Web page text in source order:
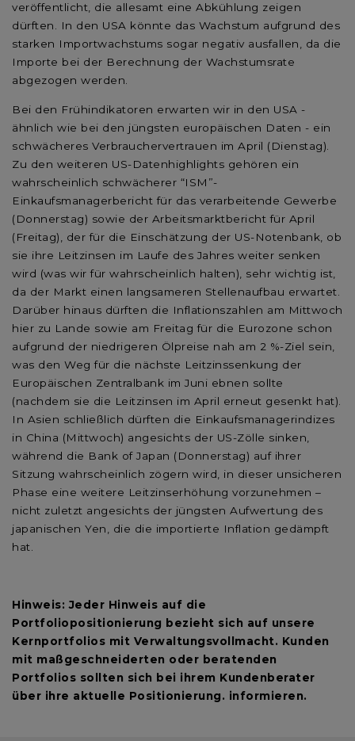
veröffentlicht, die allesamt eine Abkühlung zeigen
dürften. In den USA könnte das Wachstum aufgrund des
starken Importwachstums sogar negativ ausfallen, da die
Importe bei der Berechnung der Wachstumsrate
abgezogen werden.
Bei den Frühindikatoren erwarten wir in den USA -
ähnlich wie bei den jüngsten europäischen Daten - ein
schwächeres Verbrauchervertrauen im April (Dienstag).
Zu den weiteren US-Datenhighlights gehören ein
wahrscheinlich schwächerer “ISM”-
Einkaufsmanagerbericht für das verarbeitende Gewerbe
(Donnerstag) sowie der Arbeitsmarktbericht für April
(Freitag), der für die Einschätzung der US-Notenbank, ob
sie ihre Leitzinsen im Laufe des Jahres weiter senken
wird (was wir für wahrscheinlich halten), sehr wichtig ist,
da der Markt einen langsameren Stellenaufbau erwartet.
Darüber hinaus dürften die Inflationszahlen am Mittwoch
hier zu Lande sowie am Freitag für die Eurozone schon
aufgrund der niedrigeren Ölpreise nah am 2 %-Ziel sein,
was den Weg für die nächste Leitzinssenkung der
Europäischen Zentralbank im Juni ebnen sollte
(nachdem sie die Leitzinsen im April erneut gesenkt hat).
In Asien schließlich dürften die Einkaufsmanagerindizes
in China (Mittwoch) angesichts der US-Zölle sinken,
während die Bank of Japan (Donnerstag) auf ihrer
Sitzung wahrscheinlich zögern wird, in dieser unsicheren
Phase eine weitere Leitzinserhöhung vorzunehmen –
nicht zuletzt angesichts der jüngsten Aufwertung des
japanischen Yen, die die importierte Inflation gedämpft
hat.
Hinweis: Jeder Hinweis auf die
Portfoliopositionierung bezieht sich auf unsere
Kernportfolios mit Verwaltungsvollmacht. Kunden
mit maßgeschneiderten oder beratenden
Portfolios sollten sich bei ihrem Kundenberater
über ihre aktuelle Positionierung. informieren.